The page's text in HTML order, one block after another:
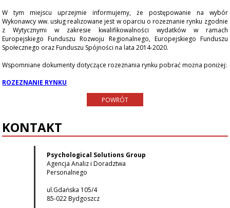
W tym miejscu uprzejmie informujemy, że postępowanie na wybór
Wykonawcy ww. usług realizowane jest w oparciu o rozeznanie rynku zgodnie
z Wytycznymi w zakresie kwalifikowalności wydatków w ramach
Europejskiego Funduszu Rozwoju Regionalnego, Europejskiego Funduszu
Społecznego oraz Funduszu Spójności na lata 2014-2020.
Wspomniane dokumenty dotyczące rozeznania rynku pobrać można poniżej:
ROZEZNANIE RYNKU
POWRÓT
KONTAKT
Psychological Solutions Group
Agencja Analiz i Doradztwa
Personalnego
ul.Gdańska 105/4
85-022 Bydgoszcz